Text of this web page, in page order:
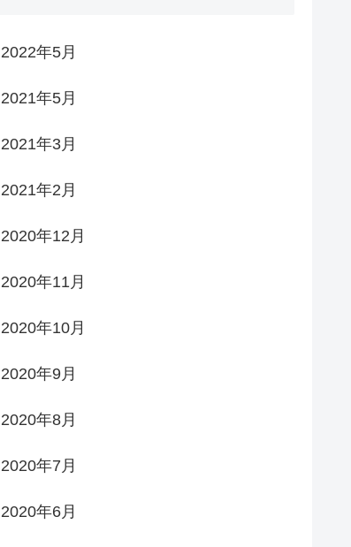
2022年5月
2021年5月
2021年3月
2021年2月
2020年12月
2020年11月
2020年10月
2020年9月
2020年8月
2020年7月
2020年6月